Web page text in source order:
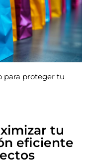
para proteger tu
tu
eficiente